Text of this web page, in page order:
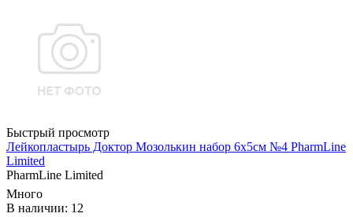
Быстрый просмотр
Лейкопластырь Доктор Мозолькин набор 6х5см №4 PharmLine
Limited
PharmLine Limited
Много
В наличии: 12